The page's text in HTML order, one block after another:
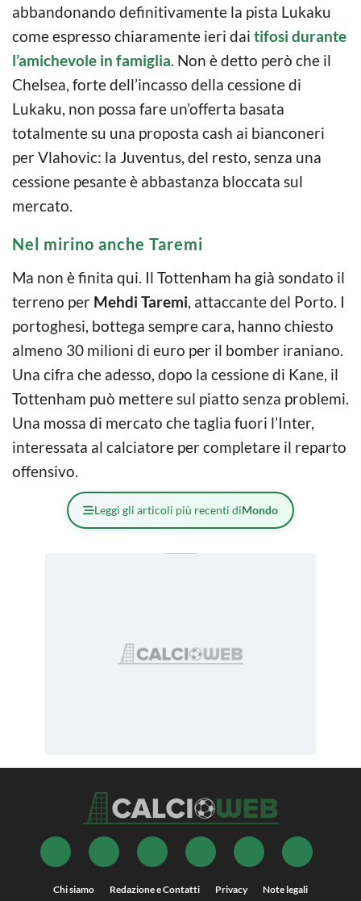
abbandonando definitivamente la pista Lukaku
come espresso chiaramente ieri dai tifosi durante
l’amichevole in famiglia. Non è detto però che il
Chelsea, forte dell’incasso della cessione di
Lukaku, non possa fare un’offerta basata
totalmente su una proposta cash ai bianconeri
per Vlahovic: la Juventus, del resto, senza una
cessione pesante è abbastanza bloccata sul
mercato.
Nel mirino anche Taremi
Ma non è finita qui. Il Tottenham ha già sondato il
terreno per Mehdi Taremi, attaccante del Porto. I
portoghesi, bottega sempre cara, hanno chiesto
almeno 30 milioni di euro per il bomber iraniano.
Una cifra che adesso, dopo la cessione di Kane, il
Tottenham può mettere sul piatto senza problemi.
Una mossa di mercato che taglia fuori l’Inter,
interessata al calciatore per completare il reparto
offensivo.
Leggi gli articoli più recenti diMondo
Chi siamo Redazione e Contatti Privacy Note legali